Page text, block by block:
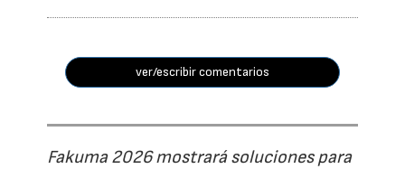
ver/escribir comentarios
Fakuma 2026 mostrará soluciones para